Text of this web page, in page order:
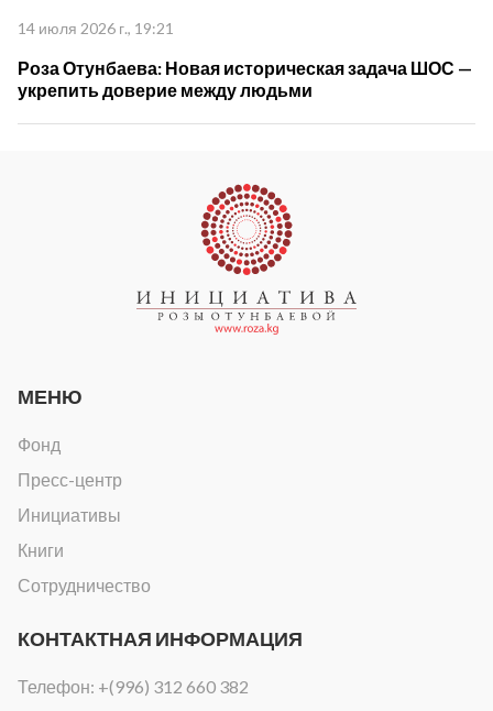
14 июля 2026 г., 19:21
Роза Отунбаева: Новая историческая задача ШОС —
укрепить доверие между людьми
МЕНЮ
Фонд
Пресс-центр
Инициативы
Книги
Сотрудничество
КОНТАКТНАЯ ИНФОРМАЦИЯ
Телефон: +(996) 312 660 382